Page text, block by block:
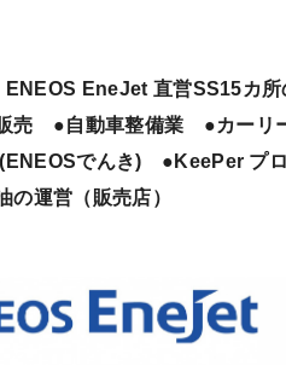
ENEOS EneJet 直営SS15カ所
売 ●自動車整備業 ●カーリ
(ENEOSでんき) ●KeePer プ
の運営（販売店）